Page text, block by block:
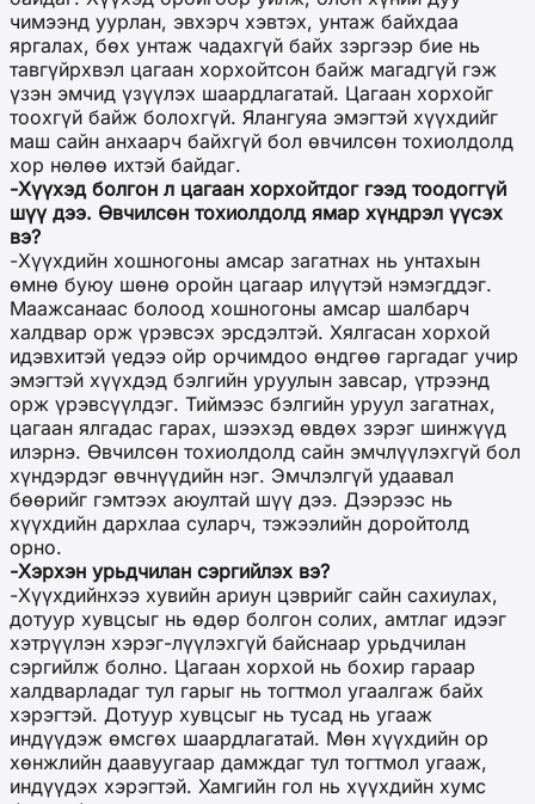
чимээнд уурлан, эвхэрч хэвтэх, унтаж байхдаа
яргалах, бөх унтаж чадахгүй байх зэргээр бие нь
тавгүйрхвэл цагаан хорхойтсон байж магадгүй гэж
үзэн эмчид үзүүлэх шаардлагатай. Цагаан хорхойг
тоохгүй байж болохгүй. Ялангуяа эмэгтэй хүүхдийг
маш сайн анхаарч байхгүй бол өвчилсөн тохиолдолд
хор нөлөө ихтэй байдаг.
-Хүүхэд болгон л цагаан хорхойтдог гээд тоодоггүй
шүү дээ. Өвчилсөн тохиолдолд ямар хүндрэл үүсэх
вэ?
-Хүүхдийн хошногоны амсар загатнах нь унтахын
өмнө буюу шөнө оройн цагаар илүүтэй нэмэгддэг.
Маажсанаас болоод хошногоны амсар шалбарч
халдвар орж үрэвсэх эрсдэлтэй. Хялгасан хорхой
идэвхитэй үедээ ойр орчимдоо өндгөө гаргадаг учир
эмэгтэй хүүхдэд бэлгийн уруулын завсар, үтрээнд
орж үрэвсүүлдэг. Тиймээс бэлгийн уруул загатнах,
цагаан ялгадас гарах, шээхэд өвдөх зэрэг шинжүүд
илэрнэ. Өвчилсөн тохиолдолд сайн эмчлүүлэхгүй бол
хүндэрдэг өвчнүүдийн нэг. Эмчлэлгүй удаавал
бөөрийг гэмтээх аюултай шүү дээ. Дээрээс нь
хүүхдийн дархлаа суларч, тэжээлийн доройтолд
орно.
-Хэрхэн урьдчилан сэргийлэх вэ?
-Хүүхдийнхээ хувийн ариун цэврийг сайн сахиулах,
дотуур хувцсыг нь өдөр болгон солих, амтлаг идээг
хэтрүүлэн хэрэг-лүүлэхгүй байснаар урьдчилан
сэргийлж болно. Цагаан хорхой нь бохир гараар
халдварладаг тул гарыг нь тогтмол угаалгаж байх
хэрэгтэй. Дотуур хувцсыг нь тусад нь угааж
индүүдэж өмсгөх шаардлагатай. Мөн хүүхдийн ор
хөнжлийн даавуугаар дамждаг тул тогтмол угааж,
индүүдэх хэрэгтэй. Хамгийн гол нь хүүхдийн хумс